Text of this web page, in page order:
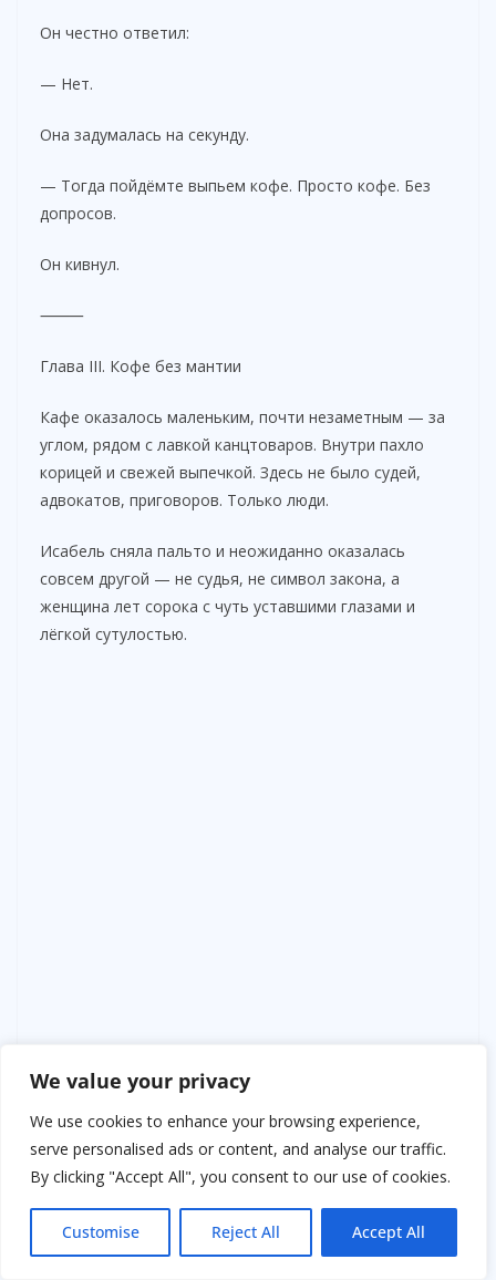
We value your privacy
We use cookies to enhance your browsing experience,
serve personalised ads or content, and analyse our traffic.
By clicking "Accept All", you consent to our use of cookies.
Customise Reject All Accept All
Он честно ответил:
— Нет.
Она задумалась на секунду.
— Тогда пойдёмте выпьем кофе. Просто кофе. Без
допросов.
Он кивнул.
⸻
Глава III. Кофе без мантии
Кафе оказалось маленьким, почти незаметным — за
углом, рядом с лавкой канцтоваров. Внутри пахло
корицей и свежей выпечкой. Здесь не было судей,
адвокатов, приговоров. Только люди.
Исабель сняла пальто и неожиданно оказалась
совсем другой — не судья, не символ закона, а
женщина лет сорока с чуть уставшими глазами и
лёгкой сутулостью.